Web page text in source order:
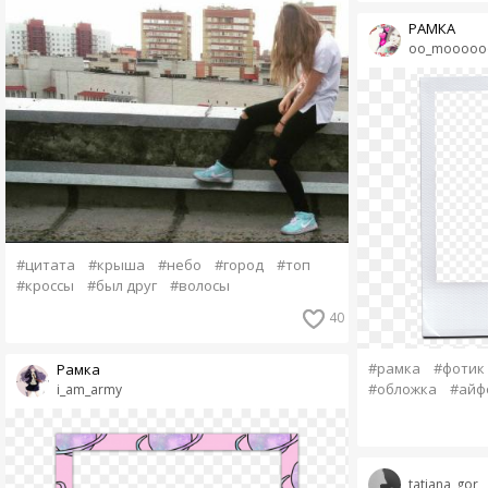
#цитата #крыша #небо #город
#топ
#кроссы
#был друг #волосы
40
i_am_army
Рамка
РАМКА
#рамка
#фотик
#обложка
tatiana_gor